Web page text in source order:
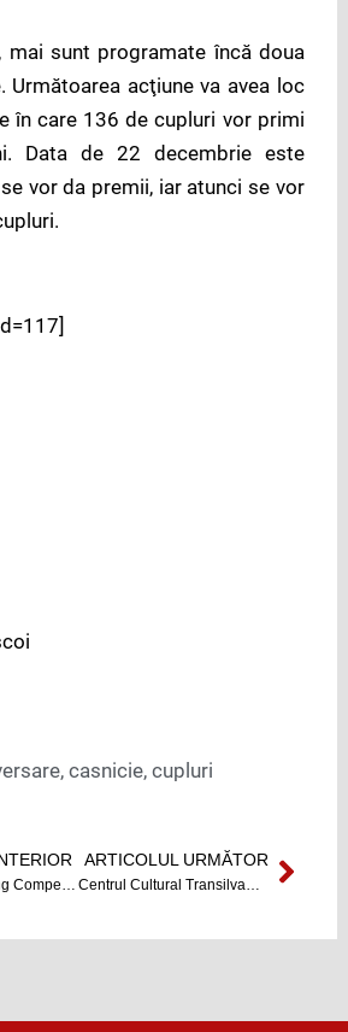
mai sunt programate încă doua
Următoarea acţiune va avea loc
în care 136 de cupluri vor primi
Data de 22 decembrie este
vor da premii, iar atunci se vor
, casnicie, cupluri
BEST Engineering Competition evoluează! FOTO
ARTICOLUL URMĂTOR
Centrul Cultural Transilvania intră în linie dreaptă Next